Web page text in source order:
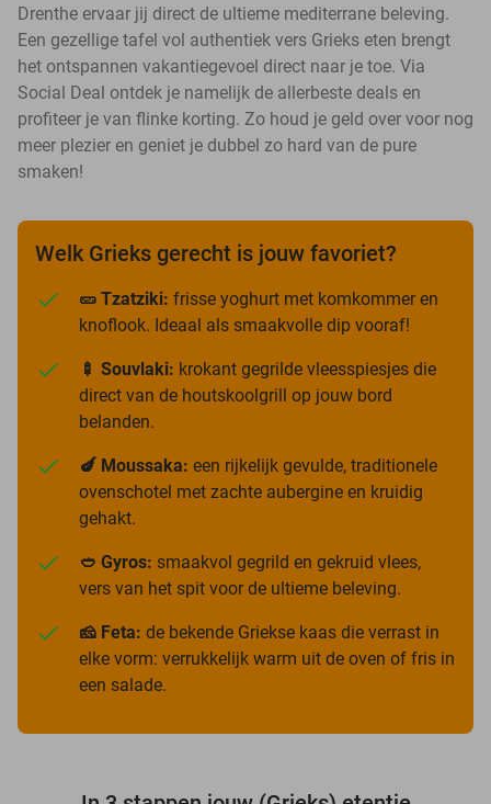
Drenthe ervaar jij direct de ultieme mediterrane beleving.
Een gezellige tafel vol authentiek vers Grieks eten brengt
het ontspannen vakantiegevoel direct naar je toe. Via
Social Deal ontdek je namelijk de allerbeste deals en
profiteer je van flinke korting. Zo houd je geld over voor nog
meer plezier en geniet je dubbel zo hard van de pure
smaken!
Welk Grieks gerecht is jouw favoriet?
🥒 Tzatziki: frisse yoghurt met komkommer en
knoflook. Ideaal als smaakvolle dip vooraf!
🍢 Souvlaki: krokant gegrilde vleesspiesjes die
direct van de houtskoolgrill op jouw bord
belanden.
🍆 Moussaka: een rijkelijk gevulde, traditionele
ovenschotel met zachte aubergine en kruidig
gehakt.
🥙 Gyros: smaakvol gegrild en gekruid vlees,
vers van het spit voor de ultieme beleving.
🧀 Feta: de bekende Griekse kaas die verrast in
elke vorm: verrukkelijk warm uit de oven of fris in
een salade.